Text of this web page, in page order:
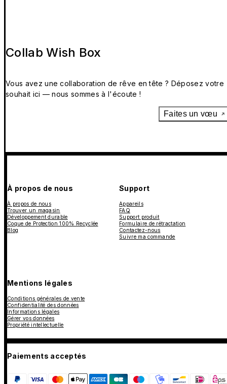
Collab Wish Box
Vous avez une collaboration de rêve en tête ? Déposez votre
souhait ici — nous sommes à l'écoute !
Faites un vœu
À propos de nous
À propos de nous
Trouver un magasin
Développement durable
Coque de Protection 100% Recyclée
Blog
Support
Appareils
FAQ
Support produit
Formulaire de rétractation
Contactez-nous
Suivre ma commande
Mentions légales
Conditions générales de vente
Confidentialité des données
Informations légales
Gérer vos données
Propriété intellectuelle
Paiements acceptés